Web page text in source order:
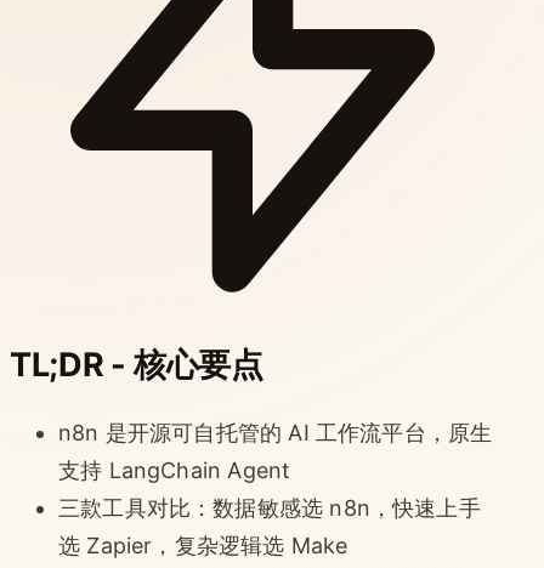
TL;DR - 核心要点
n8n 是开源可自托管的 AI 工作流平台，原生
支持 LangChain Agent
三款工具对比：数据敏感选 n8n，快速上手
选 Zapier，复杂逻辑选 Make